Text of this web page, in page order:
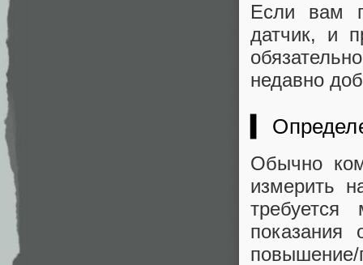
Если вам
датчик, и
недавно
▍
Обычно
измерить
показания